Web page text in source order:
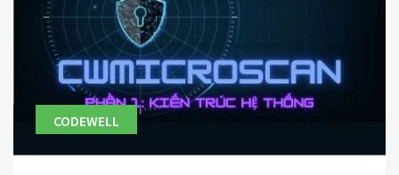
CODEWELL